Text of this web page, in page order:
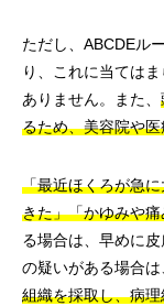
ただし、ABCDEル
り、これに当ては
ありません。また、
るため、美容院や
「最近ほくろが急
きた」「かゆみや
る場合は、早めに
の疑いがある場合
組織を採取し、病